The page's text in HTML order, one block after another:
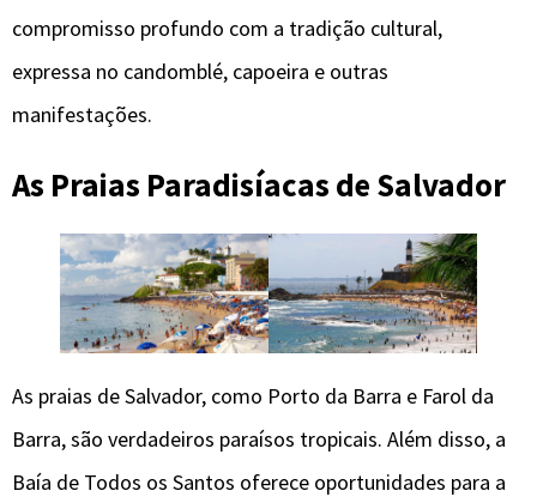
compromisso profundo com a tradição cultural,
expressa no candomblé, capoeira e outras
manifestações.
As Praias Paradisíacas de Salvador
As praias de Salvador, como Porto da Barra e Farol da
Barra, são verdadeiros paraísos tropicais. Além disso, a
Baía de Todos os Santos oferece oportunidades para a